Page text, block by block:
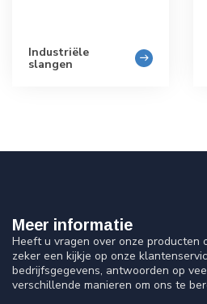
Industriële
slangen
Meer informatie
Heeft u vragen over onze producten
zeker een kijkje op onze
bedrijfsgegevens, antwoorden op
verschillende manieren om ons te